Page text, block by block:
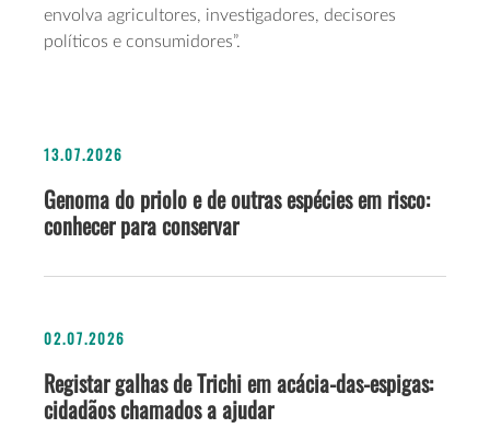
envolva agricultores, investigadores, decisores
políticos e consumidores”.
13.07.2026
Genoma do priolo e de outras espécies em risco:
conhecer para conservar
02.07.2026
Registar galhas de Trichi em acácia-das-espigas:
cidadãos chamados a ajudar